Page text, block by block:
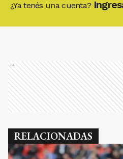
¿Ya tenés una cuenta?
Ads
RELACIONADAS